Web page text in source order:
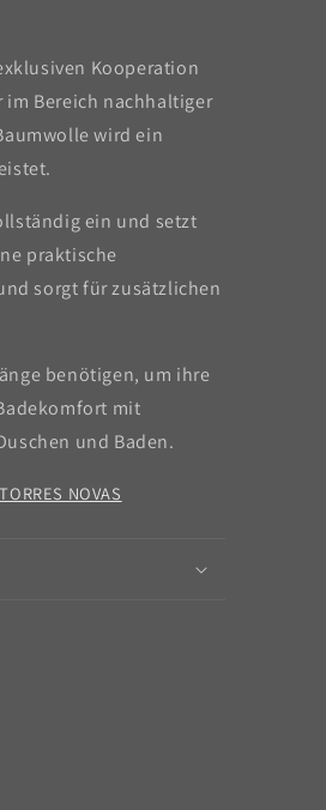
Kooperation
im Bereich nachhaltiger
wird ein
ein und setzt
praktische
sorgt für zusätzlichen
benötigen, um ihre
mit
und Baden.
NOVAS